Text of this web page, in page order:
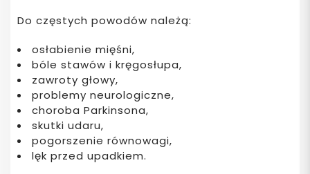
Do częstych powodów należą:
osłabienie mięśni,
bóle stawów i kręgosłupa,
zawroty głowy,
problemy neurologiczne,
choroba Parkinsona,
skutki udaru,
pogorszenie równowagi,
lęk przed upadkiem.